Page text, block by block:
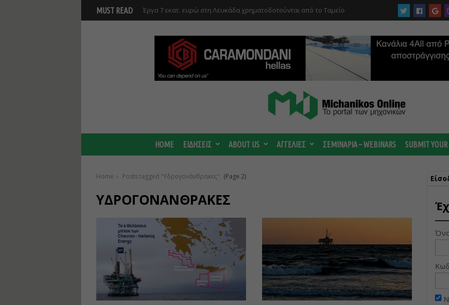
MUST READ Έργα 7 εκατ. ευρώ στη Λευκάδα χρηματοδοτούνται από το Ταμείο
HOME ΕΙΔΗΣΕΙΣ ABOUT US ΑΓΓΕΛΙΕΣ ΣΕΜΙΝΑΡΙΑ – WEBINARS SUBMIT
Home Posts tagged "Υδρογονάνθρακες" (Page 2)
ΥΔΡΟΓΟΝΆΝΘΡΑΚΕΣ